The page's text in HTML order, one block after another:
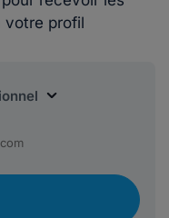
votre profil